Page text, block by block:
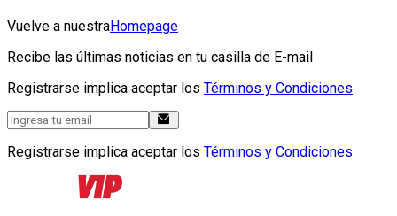
Vuelve a nuestraHomepage
Recibe las últimas noticias en tu casilla de E-mail
Registrarse implica aceptar los Términos y Condiciones
Registrarse implica aceptar los Términos y Condiciones